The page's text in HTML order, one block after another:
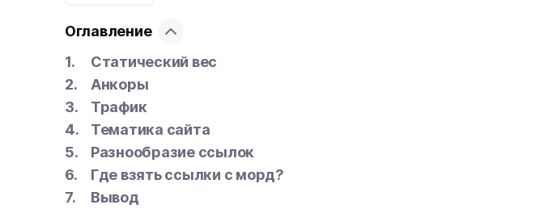
Оглавление
Статический вес
Анкоры
Трафик
Тематика сайта
Разнообразие ссылок
Где взять ссылки с морд?
Вывод